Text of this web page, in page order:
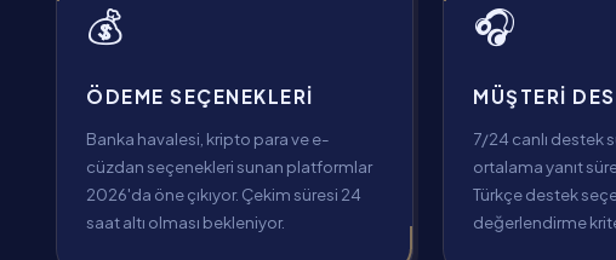
💰
ÖDEME SEÇENEKLERI
Banka havalesi, kripto para ve e-
cüzdan seçenekleri sunan platformlar
2026'da öne çıkıyor. Çekim süresi 24
saat altı olması bekleniyor.
🎧
MÜŞTERI
7/24 canlı destek
ortalama yanıt
Türkçe destek
değerlendirme